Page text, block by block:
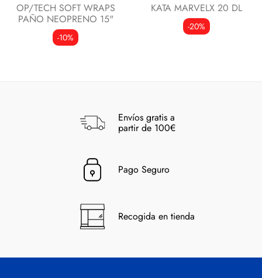
OP/TECH SOFT WRAPS
PAÑO NEOPRENO 15"
-10%
KATA MARVELX 20 DL
-20%
Envíos gratis a
partir de 100€
Pago Seguro
Recogida en tienda